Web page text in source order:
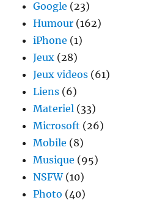
Google (23)
Humour (162)
iPhone (1)
Jeux (28)
Jeux videos (61)
Liens (6)
Materiel (33)
Microsoft (26)
Mobile (8)
Musique (95)
NSFW(10)
Photo (40)